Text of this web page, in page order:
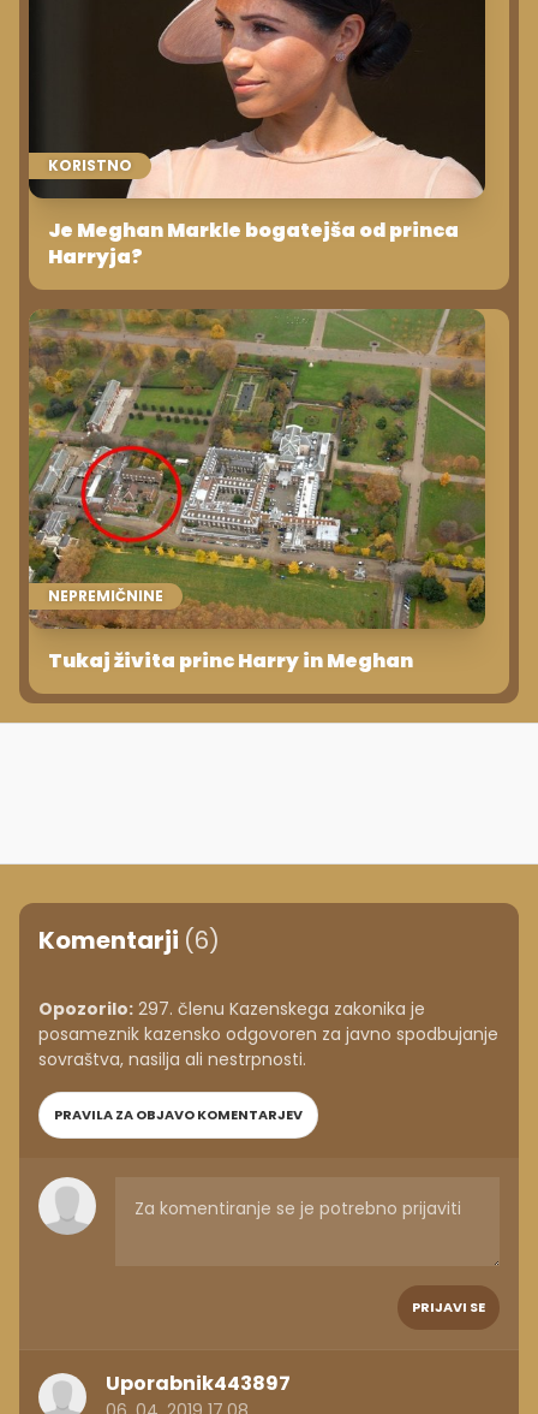
KORISTNO
Je Meghan Markle bogatejša od princa
Harryja?
NEPREMIČNINE
Tukaj živita princ Harry in Meghan
Komentarji (6)
Opozorilo: 297. členu Kazenskega zakonika je
posameznik kazensko odgovoren za javno spodbujanje
sovraštva, nasilja ali nestrpnosti.
PRAVILA ZA OBJAVO KOMENTARJEV
PRIJAVI SE
Uporabnik443897